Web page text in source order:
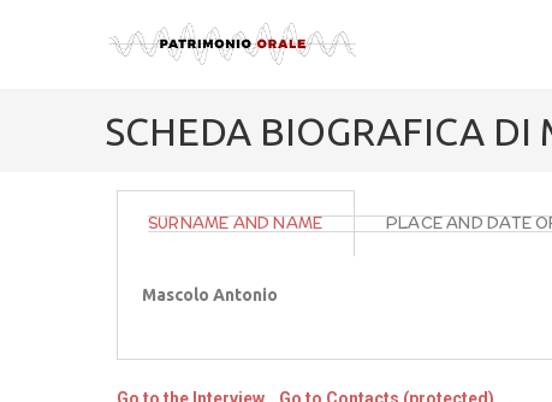
SCHEDA BIOGRAFICA
SURNAME AND NAME PLACE AND DATE
Mascolo Antonio